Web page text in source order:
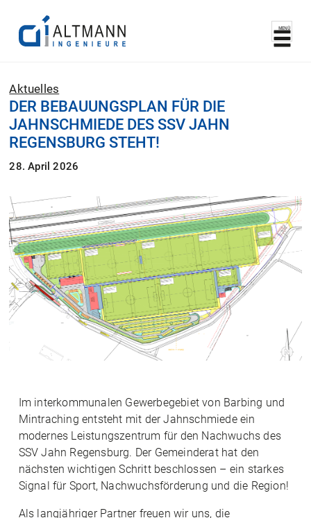
MENÜ
Aktuelles
DER BEBAUUNGSPLAN FÜR DIE
JAHNSCHMIEDE DES SSV JAHN
REGENSBURG STEHT!
28. April 2026
Im interkommunalen Gewerbegebiet von Barbing und
Mintraching entsteht mit der Jahnschmiede ein
modernes Leistungszentrum für den Nachwuchs des
SSV Jahn Regensburg. Der Gemeinderat hat den
nächsten wichtigen Schritt beschlossen – ein starkes
Signal für Sport, Nachwuchsförderung und die Region!
Als langjähriger Partner freuen wir uns, die